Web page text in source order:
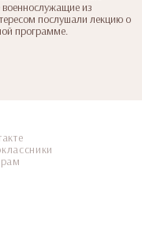
из
послушали лекцию о
программе.